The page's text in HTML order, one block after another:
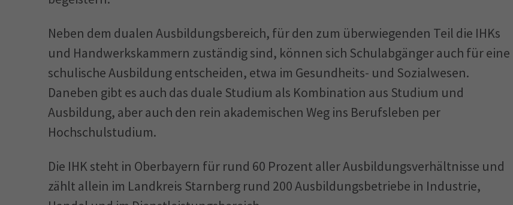
Neben dem dualen Ausbildungsbereich, für den zum überwiegenden Teil die IHKs
und Handwerkskammern zuständig sind, können sich Schulabgänger auch für eine
schulische Ausbildung entscheiden, etwa im Gesundheits- und Sozialwesen.
Daneben gibt es auch das duale Studium als Kombination aus Studium und
Ausbildung, aber auch den rein akademischen Weg ins Berufsleben per
Hochschulstudium.
Die IHK steht in Oberbayern für rund 60 Prozent aller Ausbildungsverhältnisse und
zählt allein im Landkreis Starnberg rund 200 Ausbildungsbetriebe in Industrie,